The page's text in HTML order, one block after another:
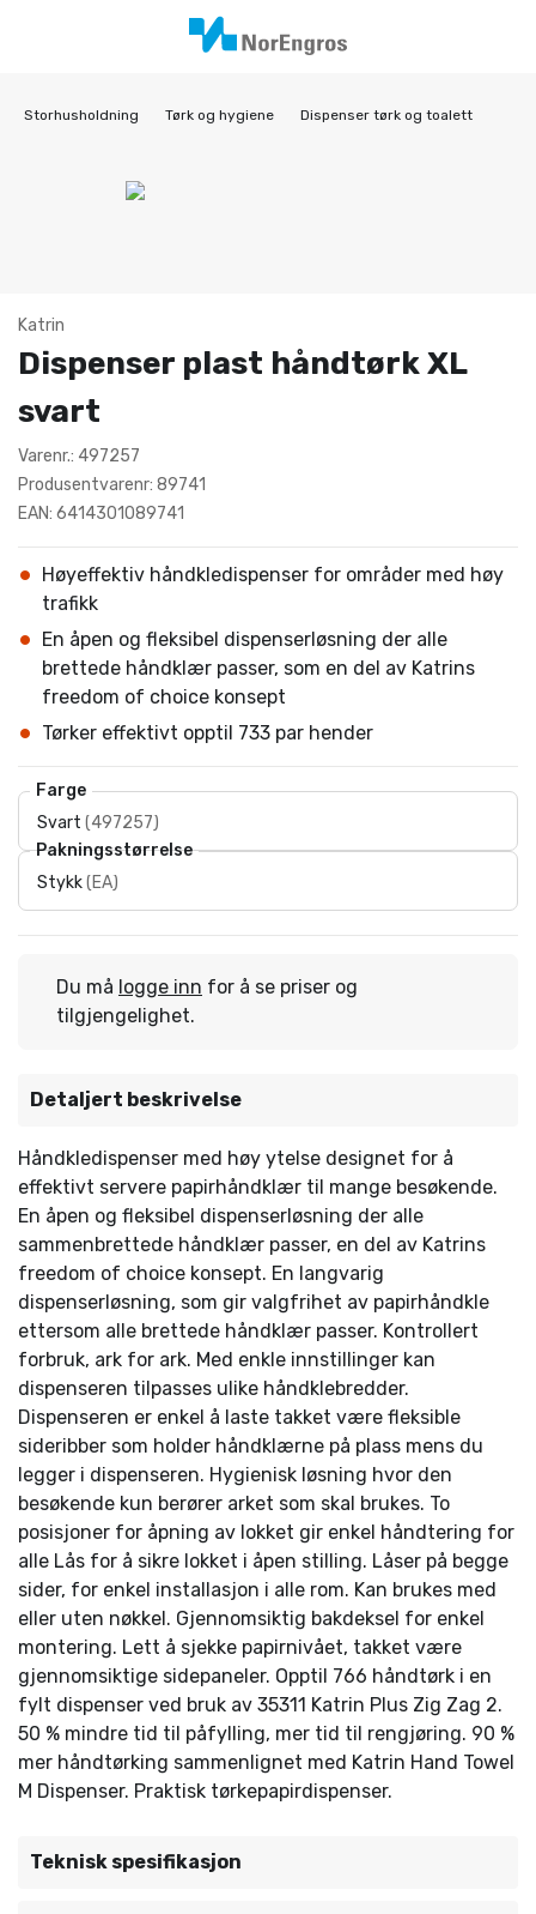
Storhusholdning Tørk og hygiene Dispenser tørk og toalett
Katrin
Dispenser plast håndtørk XL
svart
Varenr.: 497257
Produsentvarenr: 89741
EAN: 6414301089741
Høyeffektiv håndkledispenser for områder med høy
trafikk
En åpen og fleksibel dispenserløsning der alle
brettede håndklær passer, som en del av Katrins
freedom of choice konsept
Tørker effektivt opptil 733 par hender
Farge
Svart (497257)
Pakningsstørrelse
Stykk(EA)
Du må logge inn for å se priser og
tilgjengelighet.
Detaljert beskrivelse
Håndkledispenser med høy ytelse designet for å
effektivt servere papirhåndklær til mange besøkende.
En åpen og fleksibel dispenserløsning der alle
sammenbrettede håndklær passer, en del av Katrins
freedom of choice konsept. En langvarig
dispenserløsning, som gir valgfrihet av papirhåndkle
ettersom alle brettede håndklær passer. Kontrollert
forbruk, ark for ark. Med enkle innstillinger kan
dispenseren tilpasses ulike håndklebredder.
Dispenseren er enkel å laste takket være fleksible
sideribber som holder håndklærne på plass mens du
legger i dispenseren. Hygienisk løsning hvor den
besøkende kun berører arket som skal brukes. To
posisjoner for åpning av lokket gir enkel håndtering for
alle Lås for å sikre lokket i åpen stilling. Låser på begge
sider, for enkel installasjon i alle rom. Kan brukes med
eller uten nøkkel. Gjennomsiktig bakdeksel for enkel
montering. Lett å sjekke papirnivået, takket være
gjennomsiktige sidepaneler. Opptil 766 håndtørk i en
fylt dispenser ved bruk av 35311 Katrin Plus Zig Zag 2.
50 % mindre tid til påfylling, mer tid til rengjøring. 90 %
mer håndtørking sammenlignet med Katrin Hand Towel
M Dispenser. Praktisk tørkepapirdispenser.
Teknisk spesifikasjon